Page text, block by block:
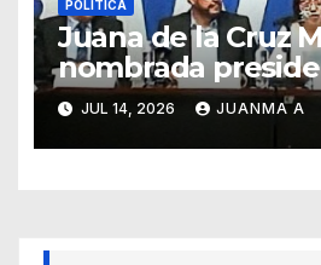
POLÍTICA
Juana de la Cruz
nombrada
PAN en
JUL 14, 2026 JUANMA A